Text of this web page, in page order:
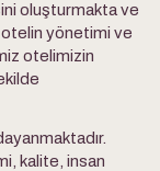
oluşturmakta ve
otelin yönetimi ve
otelimizin
kalite, insan